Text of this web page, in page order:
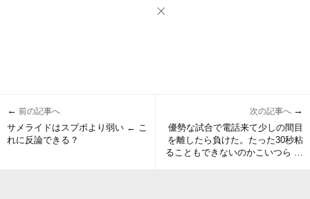
← 前の記事へ
サメライドはスプボより弱い ← こ
れに反論できる？
次の記事へ →
優勢な試合で電話来て少しの間目
を離したら負けた。たった30秒粘
ることもできないのかこいつら ←